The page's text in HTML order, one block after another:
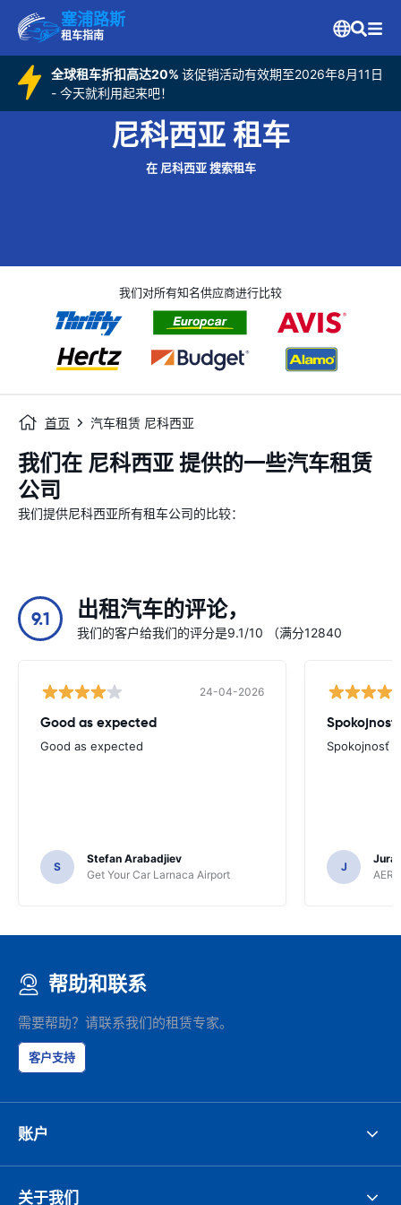
塞浦路斯
租车指南
全球租车折扣高达20% 该促销活动有效期至2026年8月11日
- 今天就利用起来吧！
尼科西亚 租车
在 尼科西亚 搜索租车
我们对所有知名供应商进行比较
首页 汽车租赁 尼科西亚
我们在 尼科西亚 提供的一些汽车租赁
公司
我们提供尼科西亚所有租车公司的比较：
9.1 出租汽车的评论，
我们的客户给我们的评分是9.1/10 （满分12840
24-04-2026
Good as expected
Good as expected
S
Stefan Arabadjiev
Get Your Car Larnaca Airport
Spokojnosť
Spokojnosť
J
Juraj
帮助和联系
需要帮助？请联系我们的租赁专家。
客户支持
账户
关于我们